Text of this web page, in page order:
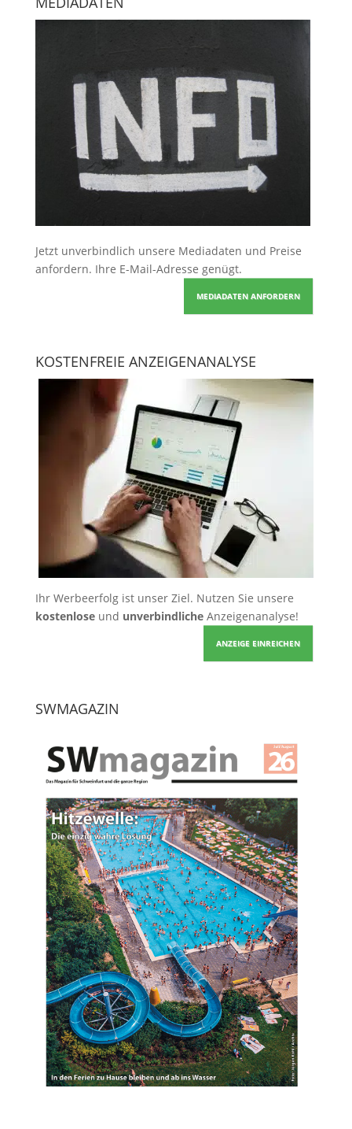
Jetzt unverbindlich unsere Mediadaten und Preise
anfordern. Ihre E-Mail-Adresse genügt.
MEDIADATEN ANFORDERN
KOSTENFREIE ANZEIGENANALYSE
Ihr Werbeerfolg ist unser Ziel. Nutzen Sie unsere
kostenloseund unverbindlicheAnzeigenanalyse!
ANZEIGE EINREICHEN
SWMAGAZIN